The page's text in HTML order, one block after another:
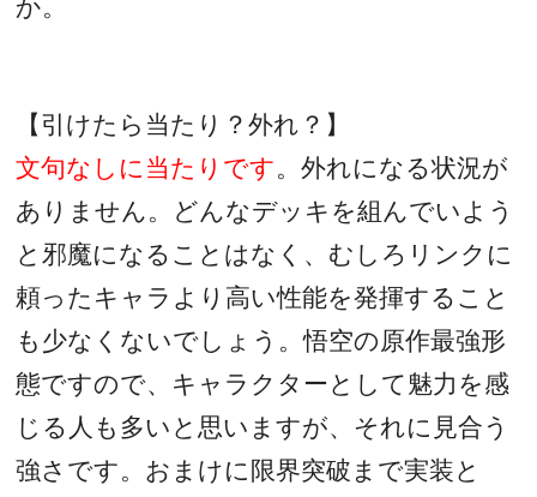
か。
【引けたら当たり？外れ？】
文句なしに当たりです。外れになる状況が
ありません。どんなデッキを組んでいよう
と邪魔になることはなく、むしろリンクに
頼ったキャラより高い性能を発揮すること
も少なくないでしょう。悟空の原作最強形
態ですので、キャラクターとして魅力を感
じる人も多いと思いますが、それに見合う
強さです。おまけに限界突破まで実装と